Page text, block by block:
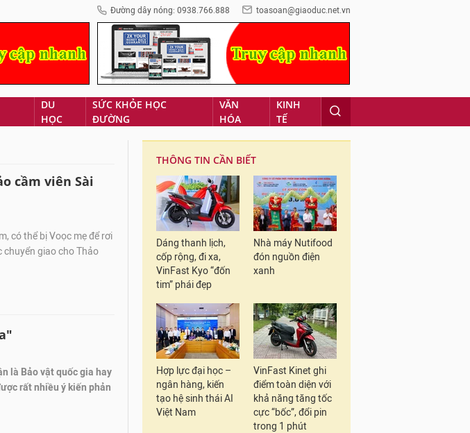
Đường dây nóng: 0938.766.888 toasoan@giaoduc.net.vn
DU
HỌC
SỨC KHỎE HỌC
ĐƯỜNG
VĂN
HÓA
KINH
TẾ
cầm viên Sài
có thể bị Voọc mẹ để rơi
giao cho Thảo
là Bảo vật quốc gia hay
rất nhiều ý kiến phản
THÔNG TIN CẦN BIẾT
Dáng thanh lịch,
cốp rộng, đi xa,
VinFast Kyo “đốn
tim” phái đẹp
Nhà máy Nutifood
đón nguồn điện
xanh
Hợp lực đại học –
ngân hàng, kiến
tạo hệ sinh thái AI
Việt Nam
VinFast Kinet ghi
điểm toàn diện với
khả năng tăng tốc
cực “bốc”, đổi pin
trong 1 phút